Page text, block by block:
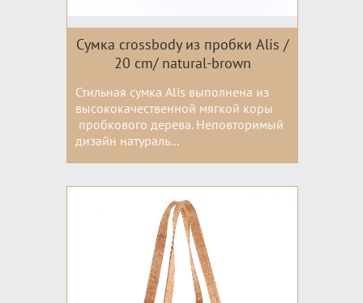
Сумка crossbody из пробки Alis /
20 cm/ natural-brown
Стильная сумка Alis выполнена из
высококачественной мягкой коры
пробкового дерева. Неповторимый
дизайн натураль...
Цвета: